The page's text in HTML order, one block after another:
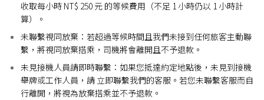
收取每小時 NT$ 250 元 的等候費用（不足 1 小時仍以 1 小時計
算）。
未聯繫視同放棄： 若超過等候時間且我們未接到任何旅客主動聯
繫，將視同放棄搭乘，司機將會離開且不予退款。
未見接機人員請即時聯繫： 如果您抵達約定地點後，未見到接機
舉牌或工作人員，請 立即聯繫我們的客服。若您未聯繫客服而自
行離開，將視為放棄搭乘並不予退款。